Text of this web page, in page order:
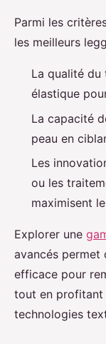
Parmi les
les meilleurs
La qualité
élastique
La capacité
peau en
Les
ou les
maximisent
Explorer une
avancés permet
efficace pour
tout en
technologies